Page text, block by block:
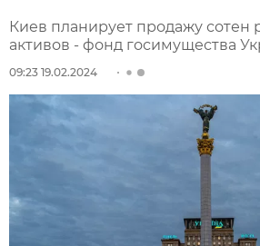
Киев планирует продажу сотен
активов - фонд госимущества
09:23 19.02.2024